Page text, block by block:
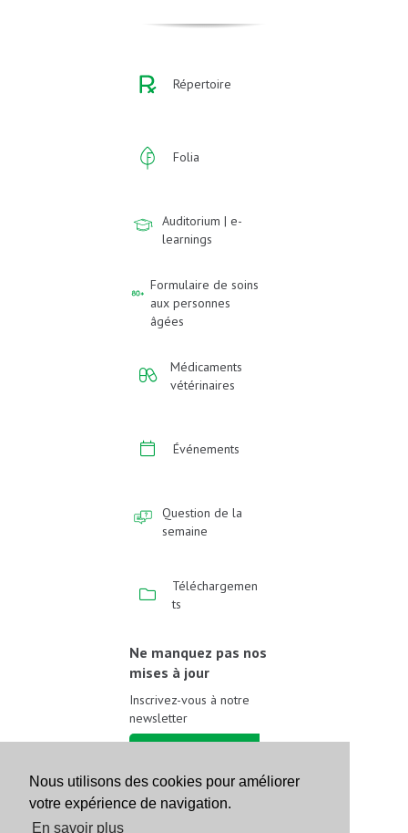
Nous utilisons des cookies pour améliorer
votre expérience de navigation.
En savoir plus
Répertoire
Folia
Auditorium | e-
learnings
Formulaire de soins
aux personnes
âgées
Médicaments
vétérinaires
Événements
Question de la
semaine
Téléchargemen
ts
Ne manquez pas nos
mises à jour
Inscrivez-vous à notre
newsletter
Suivez-nous sur les